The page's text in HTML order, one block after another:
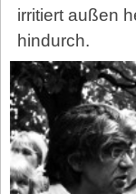
irritiert außen
hindurch.